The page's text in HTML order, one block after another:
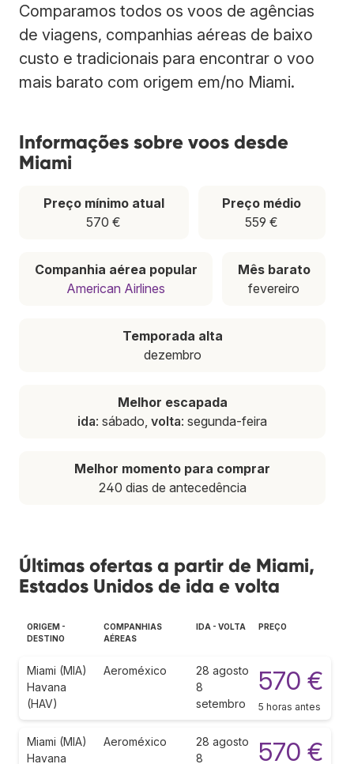
Comparamos todos os voos de agências
de viagens, companhias aéreas de baixo
custo e tradicionais para encontrar o voo
mais barato com origem em/no Miami.
Informações sobre voos desde
Miami
Preço mínimo atual
570 €
Preço médio
559 €
Companhia aérea popular
American Airlines
Mês barato
fevereiro
Temporada alta
dezembro
Melhor escapada
ida: sábado, volta: segunda-feira
Melhor momento para comprar
240 dias de antecedência
Últimas ofertas a partir de Miami,
Estados Unidos de ida e volta
ORIGEM -
DESTINO
COMPANHIAS
AÉREAS
IDA - VOLTA PREÇO
Miami (MIA)
Havana
(HAV)
Aeroméxico
28 agosto
8
setembro
570 €
5 horas antes
Miami (MIA)
Havana
Aeroméxico
28 agosto
8
570 €